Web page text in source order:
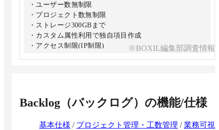
・ユーザー数無制限
・プロジェクト数無制限
・ストレージ300GBまで
・カスタム属性利用で独自項目作成
・アクセス制限(IP制限)
新しくなります」にて公開しております。
※BOXIL編集部調査情報
Backlog（バックログ） の機能/仕様
基本仕様 / プロジェクト管理・工数管理 /業務可視